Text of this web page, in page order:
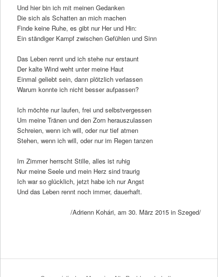
Und hier bin ich mit meinen Gedanken
Die sich als Schatten an mich machen
Finde keine Ruhe, es gibt nur Her und Hin:
Ein ständiger Kampf zwischen Gefühlen und Sinn
Das Leben rennt und ich stehe nur erstaunt
Der kalte Wind weht unter meine Haut
Einmal geliebt sein, dann plötzlich verlassen
Warum konnte ich nicht besser aufpassen?
Ich möchte nur laufen, frei und selbstvergessen
Um meine Tränen und den Zorn herauszulassen
Schreien, wenn ich will, oder nur tief atmen
Stehen, wenn ich will, oder nur im Regen tanzen
Im Zimmer herrscht Stille, alles ist ruhig
Nur meine Seele und mein Herz sind traurig
Ich war so glücklich, jetzt habe ich nur Angst
Und das Leben rennt noch immer, dauerhaft.
/Adrienn Kohári, am 30. März 2015 in Szeged/